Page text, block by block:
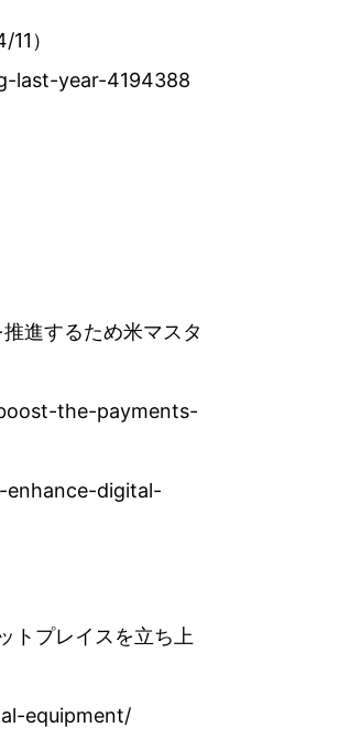
）
last-year-4194388
進するため米マスタ
the-payments-
digital-
トプレイスを立ち上
equipment/